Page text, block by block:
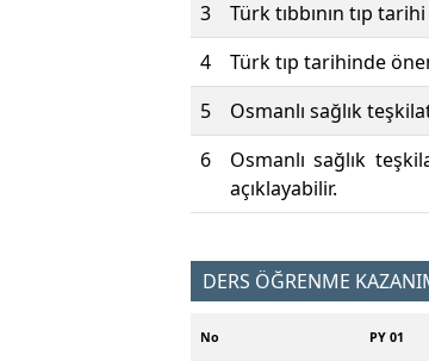
3
Türk tıbbının tıp
4
Türk tıp tarihinde
5
Osmanlı sağlık
6
Osmanlı sağlık
açıklayabilir.
DERS ÖĞRENME
No PY 01